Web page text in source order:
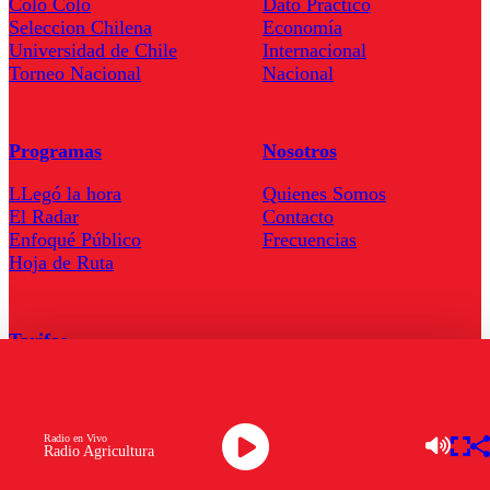
Radio Agricultura
Radio en Vivo
Colo Colo
Seleccion Chilena
Universidad de Chile
Torneo Nacional
Dato Practico
Economía
Internacional
Nacional
Programas
LLegó la hora
El Radar
Enfoqué Público
Hoja de Ruta
Nosotros
Quienes Somos
Contacto
Frecuencias
Tarifas